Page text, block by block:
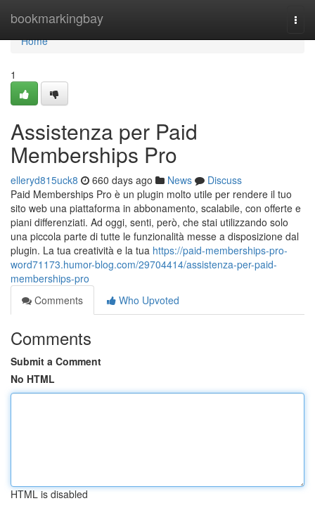
bookmarkingbay
Home
Home
1
Assistenza per Paid
Memberships Pro
elleryd815uck8 660 days ago News
Discuss
Paid Memberships Pro è un plugin molto utile per rendere il tuo
sito web una piattaforma in abbonamento, scalabile, con offerte e
piani differenziati. Ad oggi, senti, però, che stai utilizzando solo
una piccola parte di tutte le funzionalità messe a disposizione dal
plugin. La tua creatività e la tua https://paid-memberships-pro-
word71173.humor-blog.com/29704414/assistenza-per-paid-
memberships-pro
Comments
Who Upvoted
Comments
Submit a Comment
No HTML
HTML is disabled